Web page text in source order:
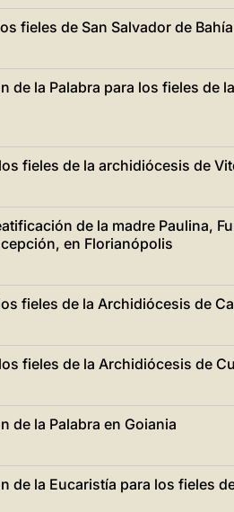
fieles de San Salvador de Bahía
de la Palabra para los fieles de
fieles de la archidiócesis de
de la madre Paulina,
en Florianópolis
fieles de la Archidiócesis de
fieles de la Archidiócesis de
de la Palabra en Goiania
de la Eucaristía para los fieles